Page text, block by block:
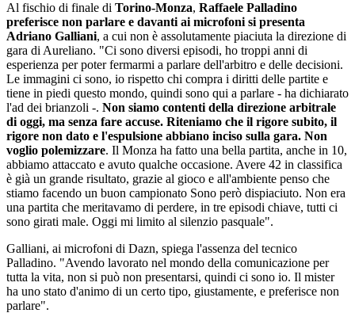
Al fischio di finale di Torino-Monza, Raffaele Palladino
preferisce non parlare e davanti ai microfoni si presenta
Adriano Galliani, a cui non è assolutamente piaciuta la direzione di
gara di Aureliano. "Ci sono diversi episodi, ho troppi anni di
esperienza per poter fermarmi a parlare dell'arbitro e delle decisioni.
Le immagini ci sono, io rispetto chi compra i diritti delle partite e
tiene in piedi questo mondo, quindi sono qui a parlare - ha dichiarato
l'ad dei brianzoli -. Non siamo contenti della direzione arbitrale
di oggi, ma senza fare accuse. Riteniamo che il rigore subito, il
rigore non dato e l'espulsione abbiano inciso sulla gara. Non
voglio polemizzare. Il Monza ha fatto una bella partita, anche in 10,
abbiamo attaccato e avuto qualche occasione. Avere 42 in classifica
è già un grande risultato, grazie al gioco e all'ambiente penso che
stiamo facendo un buon campionato Sono però dispiaciuto. Non era
una partita che meritavamo di perdere, in tre episodi chiave, tutti ci
sono girati male. Oggi mi limito al silenzio pasquale".
Galliani, ai microfoni di Dazn, spiega l'assenza del tecnico
Palladino. "Avendo lavorato nel mondo della comunicazione per
tutta la vita, non si può non presentarsi, quindi ci sono io. Il mister
ha uno stato d'animo di un certo tipo, giustamente, e preferisce non
parlare".